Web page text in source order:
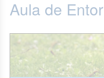
Aula de